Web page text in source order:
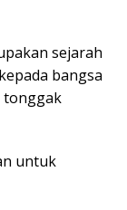
sejarah
bangsa
tonggak
untuk